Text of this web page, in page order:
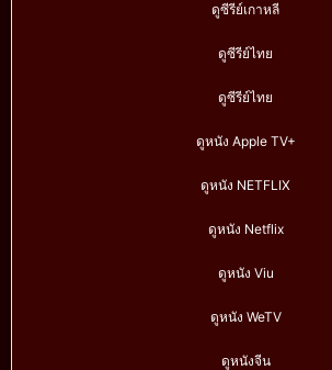
ดูซีรีย์เกาหลี
ดูซีรีย์ไทย
ดูซีรีย์ไทย
ดูหนัง Apple TV+
ดูหนัง NETFLIX
ดูหนัง Netflix
ดูหนัง Viu
ดูหนัง WeTV
ดูหนังจีน